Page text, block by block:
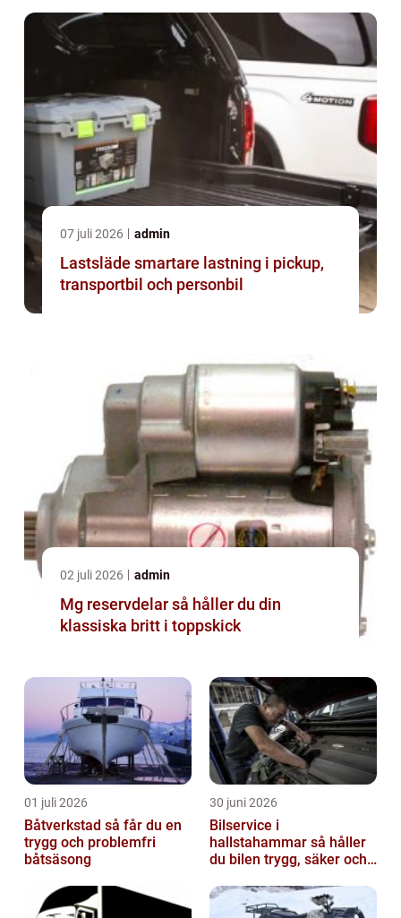
07 juli 2026 admin
Lastsläde smartare lastning i pickup,
transportbil och personbil
02 juli 2026 admin
Mg reservdelar så håller du din
klassiska britt i toppskick
01 juli 2026
Båtverkstad så får du en
trygg och problemfri
båtsäsong
30 juni 2026
Bilservice i
hallstahammar så håller
du bilen trygg, säker och